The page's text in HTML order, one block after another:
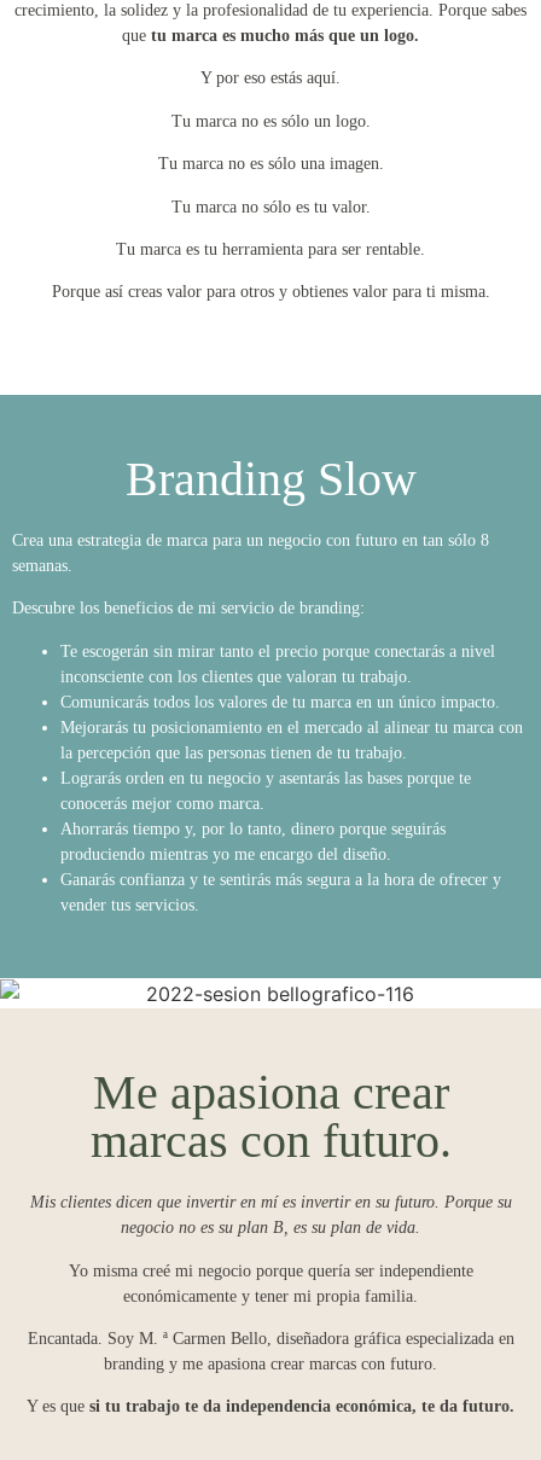
crecimiento, la solidez y la profesionalidad de tu experiencia. Porque sabes
que tu marca es mucho más que un logo.
Y por eso estás aquí.
Tu marca no es sólo un logo.
Tu marca no es sólo una imagen.
Tu marca no sólo es tu valor.
Tu marca es tu herramienta para ser rentable.
Porque así creas valor para otros y obtienes valor para ti misma.
Branding Slow
Crea una estrategia de marca para un negocio con futuro en tan sólo 8
semanas.
Descubre los beneficios de mi servicio de branding:
Te escogerán sin mirar tanto el precio porque conectarás a nivel
inconsciente con los clientes que valoran tu trabajo.
Comunicarás todos los valores de tu marca en un único impacto.
Mejorarás tu posicionamiento en el mercado al alinear tu marca con
la percepción que las personas tienen de tu trabajo.
Lograrás orden en tu negocio y asentarás las bases porque te
conocerás mejor como marca.
Ahorrarás tiempo y, por lo tanto, dinero porque seguirás
produciendo mientras yo me encargo del diseño.
Ganarás confianza y te sentirás más segura a la hora de ofrecer y
vender tus servicios.
Me apasiona crear
marcas con futuro.
Mis clientes dicen que invertir en mí es invertir en su futuro. Porque su
negocio no es su plan B, es su plan de vida.
Yo misma creé mi negocio porque quería ser independiente
económicamente y tener mi propia familia.
Encantada. Soy M. ª Carmen Bello, diseñadora gráfica especializada en
branding y me apasiona crear marcas con futuro.
Y es que si tu trabajo te da independencia económica, te da futuro.